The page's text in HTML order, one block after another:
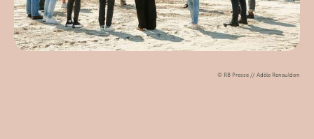
© RB Presse // Adèle Renauldon